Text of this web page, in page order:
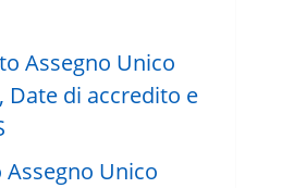
Assegno Unico